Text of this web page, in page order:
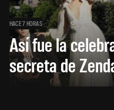
HACE 7 HORAS
Así fue la
secreta de